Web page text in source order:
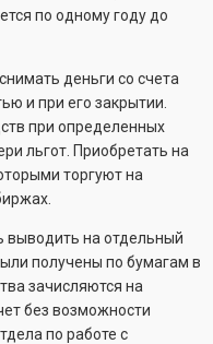
по одному году до
деньги со счета
и при его закрытии.
при определенных
льгот. Приобретать на
торгуют на
на отдельный
получены по бумагам в
зачисляются на
без возможности
по работе с